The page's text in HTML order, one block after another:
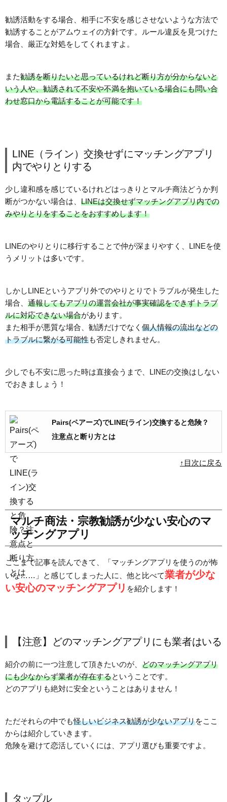
勧誘活動をする場合、相手に不安を感じさせないような方法で
勧誘することがアムウェイの方針です。ルール違反を見つけた
場合、厳正な対処をしてくれますよ。
また勧誘を断りたいと思っているけれど断り方が分からないと
いう人や、勧誘されて不安や不満を抱いている場合にも問い合
わせ窓口から電話することが可能です！
LINE（ライン）交換せずにマッチングアプリ
内でやりとりする
少し違和感を感じているけれどはっきりとマルチ商法どうか判
断がつかない場合は、 LINEは交換せずマッチングアプリ内での
みやりとりをすることをおすすめします！
LINEのやりとりに移行することで仲が深まりやすく、LINEを使
うメリットは多いです。
しかしLINEというアプリ外でのやりとりでトラブルが発生した
場合、 通報してもアプリの運営会社が事実確認をできずトラブ
ルに対応できない場合があります。
また相手が悪質な場合、勧誘だけでなく 個人情報の流出などの
トラブルに繋がる可能性も否定しきれません。
少しでも不安に思った時は直接会うまで、LINEの交換はしない
でおきましょう！
Pairs(ペアーズ)でLINE(ライン)交換すると危険？
注意点と断り方とは
↑目次に戻る
マルチ商法・宗教勧誘が少ない安心のマ
ッチングアプリ
ここまで記事を読んできて、「マッチングアプリを使うのが怖
いな……」と感じてしまった人に、他と比べて業者が少な
い安心のマッチングアプリ を紹介します！
【注意】どのマッチングアプリにも業者はいる
紹介の前に一つ注意して頂きたいのが、 どのマッチングアプリ
にも少なからず業者が存在するということです。
どのアプリも絶対に安全ということはありません！
ただそれらの中でも怪しいビジネス勧誘が少ないアプリをここ
からは紹介していきます。
危険を避けて恋活していくには、アプリ選びも重要ですよ。
タップル